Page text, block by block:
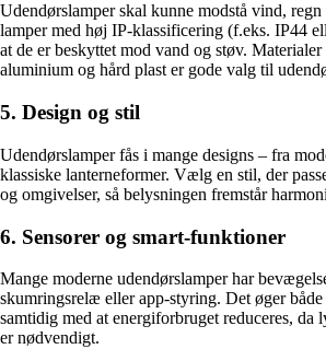
Udendørslamper skal kunne modstå vind,
lamper med høj IP-klassificering (f.eks. IP44
at de er beskyttet mod vand og støv.
aluminium og hård plast er gode valg til
5. Design og stil
Udendørslamper fås i mange designs – fra
klassiske lanterneformer. Vælg en stil, der
og omgivelser, så belysningen fremstår
6. Sensorer og smart-funktioner
Mange moderne udendørslamper har
skumringsrelæ eller app-styring. Det øger
samtidig med at energiforbruget reduceres, da
er nødvendigt.